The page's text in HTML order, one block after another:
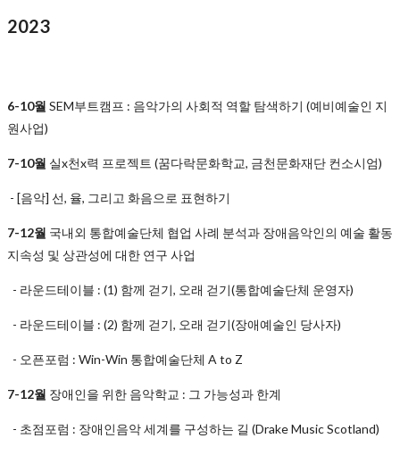
2023
6-10월 SEM부트캠프 : 음악가의 사회적 역할 탐색하기 (예비예술인 지
원사업)
7-10월 실x천x력 프로젝트 (꿈다락문화학교, 금천문화재단 컨소시엄)
- [음악] 선, 율, 그리고 화음으로 표현하기
7-12월 국내외 통합예술단체 협업 사례 분석과 장애음악인의 예술 활동
지속성 및 상관성에 대한 연구 사업
- 라운드테이블 : (1) 함께 걷기, 오래 걷기(통합예술단체 운영자)
- 라운드테이블 : (2) 함께 걷기, 오래 걷기(장애예술인 당사자)
- 오픈포럼 : Win-Win 통합예술단체 A to Z
7-12월 장애인을 위한 음악학교 : 그 가능성과 한계
- 초점포럼 : 장애인음악 세계를 구성하는 길 (Drake Music Scotland)